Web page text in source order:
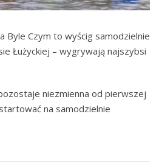
Byle Czym to wyścig samodzielnie
Łużyckiej – wygrywają najszybsi
niezmienna od pierwszej
na samodzielnie